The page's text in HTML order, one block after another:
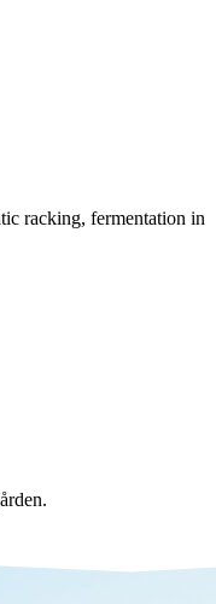
racking, fermentation in